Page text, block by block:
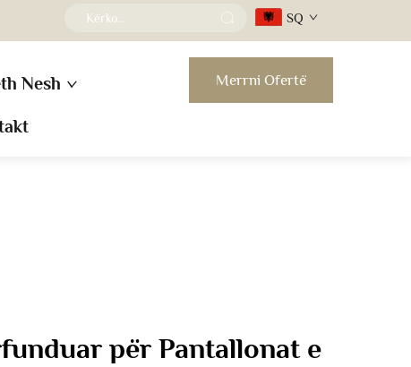
SQ
Nesh Merrni Ofertë
për Pantallonat e